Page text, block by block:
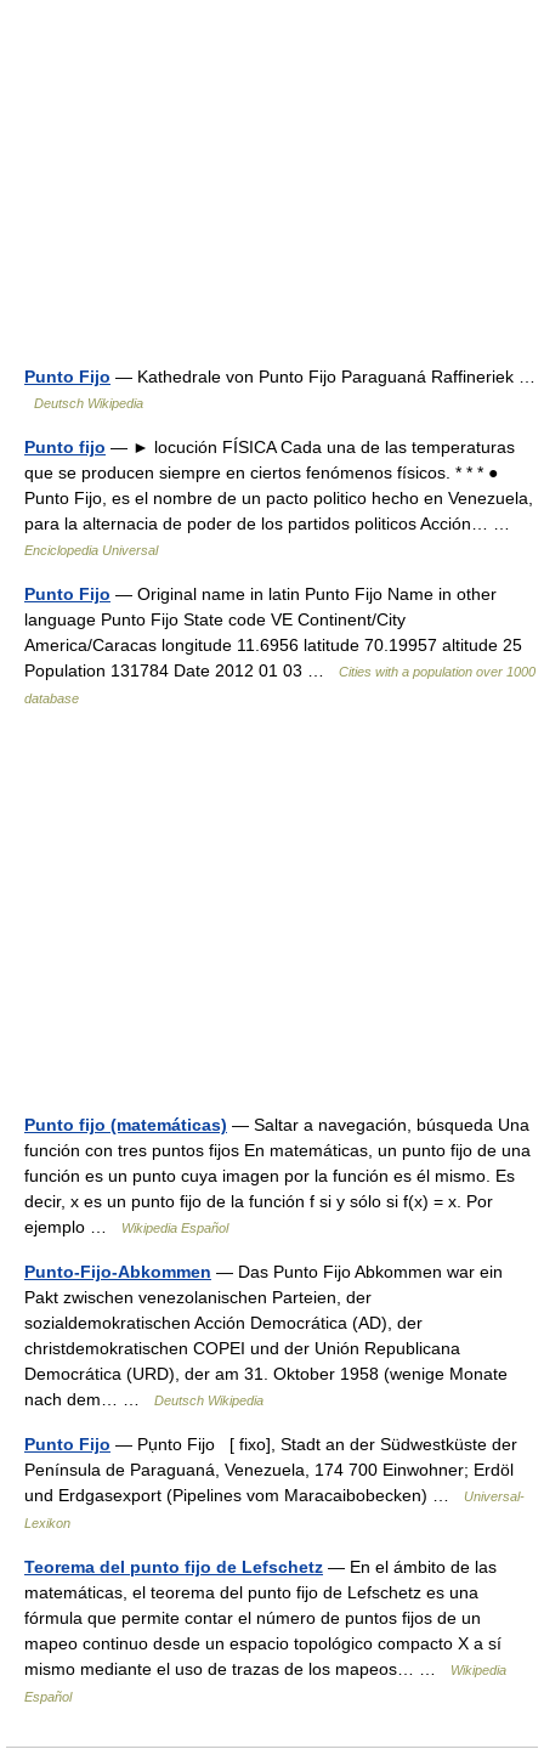
Punto Fijo — Kathedrale von Punto Fijo Paraguaná Raffineriek …
Deutsch Wikipedia
Punto fijo — ► locución FÍSICA Cada una de las temperaturas
que se producen siempre en ciertos fenómenos físicos. * * * ●
Punto Fijo, es el nombre de un pacto politico hecho en Venezuela,
para la alternacia de poder de los partidos politicos Acción… …
Enciclopedia Universal
Punto Fijo — Original name in latin Punto Fijo Name in other
language Punto Fijo State code VE Continent/City
America/Caracas longitude 11.6956 latitude 70.19957 altitude 25
Population 131784 Date 2012 01 03 …
Cities with a population over 1000
database
Punto fijo (matemáticas) — Saltar a navegación, búsqueda Una
función con tres puntos fijos En matemáticas, un punto fijo de una
función es un punto cuya imagen por la función es él mismo. Es
decir, x es un punto fijo de la función f si y sólo si f(x) = x. Por
ejemplo …
Wikipedia Español
Punto-Fijo-Abkommen — Das Punto Fijo Abkommen war ein
Pakt zwischen venezolanischen Parteien, der
sozialdemokratischen Acción Democrática (AD), der
christdemokratischen COPEI und der Unión Republicana
Democrática (URD), der am 31. Oktober 1958 (wenige Monate
nach dem… …
Deutsch Wikipedia
Punto Fijo — Pụnto Fijo [ fixo], Stadt an der Südwestküste der
Península de Paraguaná, Venezuela, 174 700 Einwohner; Erdöl
und Erdgasexport (Pipelines vom Maracaibobecken) …
Universal-
Lexikon
Teorema del punto fijo de Lefschetz — En el ámbito de las
matemáticas, el teorema del punto fijo de Lefschetz es una
fórmula que permite contar el número de puntos fijos de un
mapeo continuo desde un espacio topológico compacto X a sí
mismo mediante el uso de trazas de los mapeos… …
Wikipedia
Español